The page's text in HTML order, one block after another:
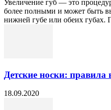
Увеличение губ — это
более полными и может быть
нижней губе или обеих губах.
Детские носки: правила
18.09.2020